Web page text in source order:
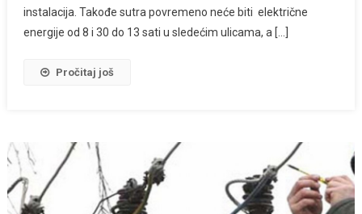
instalacija. Takođe sutra povremeno neće biti električne
energije od 8 i 30 do 13 sati u sledećim ulicama, a […]
Pročitaj još